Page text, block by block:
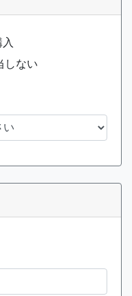
しない